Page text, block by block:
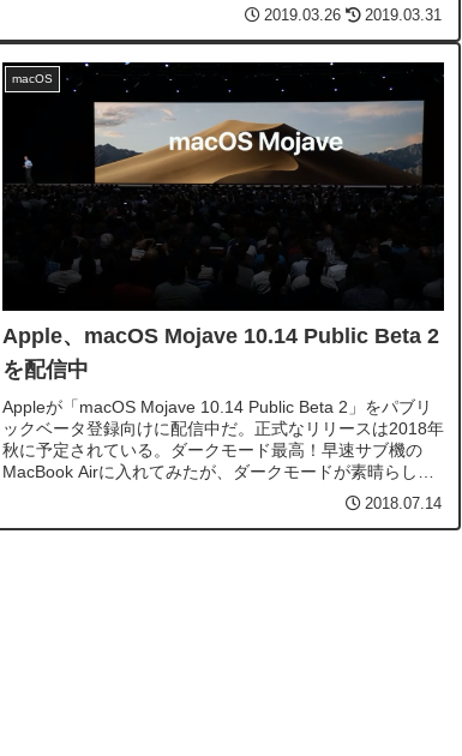
2019.03.26 2019.03.31
macOS
Apple、macOS Mojave 10.14 Public Beta 2
を配信中
Appleが「macOS Mojave 10.14 Public Beta 2」をパブリ
ックベータ登録向けに配信中だ。正式なリリースは2018年
秋に予定されている。ダークモード最高！早速サブ機の
MacBook Airに入れてみたが、ダークモードが素晴らし
2018.07.14